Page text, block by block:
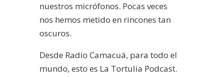
nuestros micrófonos. Pocas veces
nos hemos metido en rincones tan
oscuros.
Desde Radio Camacuá, para todo el
mundo, esto es La Tortulia Podcast.